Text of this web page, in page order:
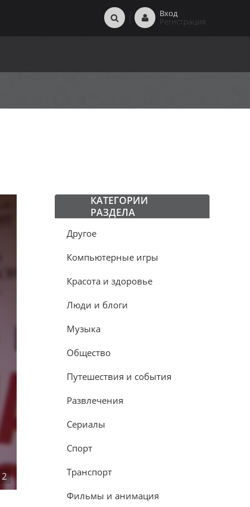
Вход
Регистрация
КАТЕГОРИИ
РАЗДЕЛА
Другое
Компьютерные игры
Красота и здоровье
Люди и блоги
Музыка
Общество
Путешествия и события
Развлечения
Сериалы
Спорт
Транспорт
Фильмы и анимация